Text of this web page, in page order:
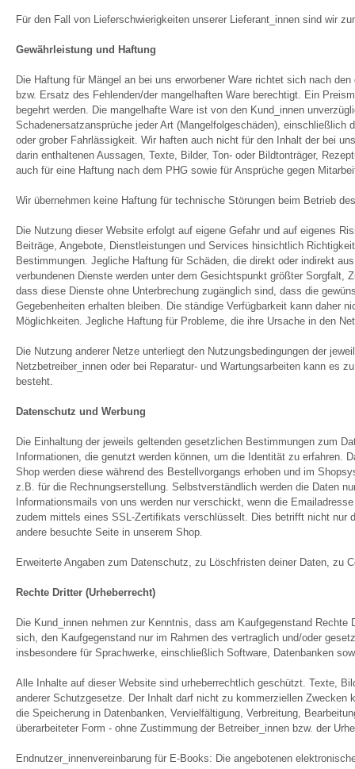
Für den Fall von Lieferschwierigkeiten unserer Lieferant_innen sind wir
Gewährleistung und Haftung
Die Haftung für Mängel an bei uns erworbener Ware richtet sich nach
bzw. Ersatz des Fehlenden/der mangelhaften Ware berechtigt. Ein
begehrt werden. Die mangelhafte Ware ist von den Kund_innen
Schadenersatzansprüche jeder Art (Mangelfolgeschäden),
oder grober Fahrlässigkeit. Wir haften auch nicht für den Inhalt der bei
darin enthaltenen Aussagen, Texte, Bilder, Ton- oder Bildtonträger,
auch für eine Haftung nach dem PHG sowie für Ansprüche gegen
Wir übernehmen keine Haftung für technische Störungen beim Betrieb
Die Nutzung dieser Website erfolgt auf eigene Gefahr und auf eigenes
Beiträge, Angebote, Dienstleistungen und Services hinsichtlich
Bestimmungen. Jegliche Haftung für Schäden, die direkt oder indirekt
verbundenen Dienste werden unter dem Gesichtspunkt größter
dass diese Dienste ohne Unterbrechung zugänglich sind, dass die
Gegebenheiten erhalten bleiben. Die ständige Verfügbarkeit kann daher
Möglichkeiten. Jegliche Haftung für Probleme, die ihre Ursache in den
Die Nutzung anderer Netze unterliegt den Nutzungsbedingungen der
Netzbetreiber_innen oder bei Reparatur- und Wartungsarbeiten kann es
besteht.
Datenschutz und Werbung
Die Einhaltung der jeweils geltenden gesetzlichen Bestimmungen zum
Informationen, die genutzt werden können, um die Identität zu erfahren.
Shop werden diese während des Bestellvorgangs erhoben und im
z.B. für die Rechnungserstellung. Selbstverständlich werden die Daten
Informationsmails von uns werden nur verschickt, wenn die
zudem mittels eines SSL-Zertifikats verschlüsselt. Dies betrifft nicht nur
andere besuchte Seite in unserem Shop.
Erweiterte Angaben zum Datenschutz, zu Löschfristen deiner Daten, zu
Rechte Dritter (Urheberrecht)
Die Kund_innen nehmen zur Kenntnis, dass am Kaufgegenstand
sich, den Kaufgegenstand nur im Rahmen des vertraglich und/oder
insbesondere für Sprachwerke, einschließlich Software, Datenbanken
Alle Inhalte auf dieser Website sind urheberrechtlich geschützt. Texte,
anderer Schutzgesetze. Der Inhalt darf nicht zu kommerziellen
die Speicherung in Datenbanken, Vervielfältigung, Verbreitung,
überarbeiteter Form - ohne Zustimmung der Betreiber_innen bzw. der
Endnutzer_innenvereinbarung für E-Books: Die angebotenen